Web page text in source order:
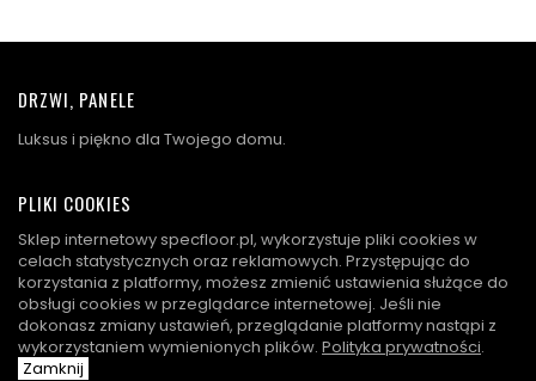
DRZWI, PANELE
Luksus i piękno dla Twojego domu.
PLIKI COOKIES
Sklep internetowy specfloor.pl, wykorzystuje pliki cookies w
celach statystycznych oraz reklamowych. Przystępując do
korzystania z platformy, możesz zmienić ustawienia służące do
obsługi cookies w przeglądarce internetowej. Jeśli nie
dokonasz zmiany ustawień, przeglądanie platformy nastąpi z
wykorzystaniem wymienionych plików. Polityka prywatności.
Zamknij